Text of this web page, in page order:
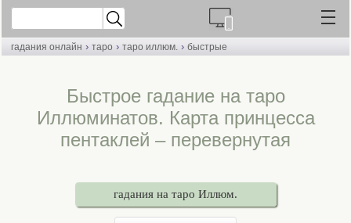
гадания онлайн › таро › таро иллюм. › быстрые
Быстрое гадание на таро
Иллюминатов. Карта принцесса
пентаклей – перевернутая
гадания на таро Иллюм.